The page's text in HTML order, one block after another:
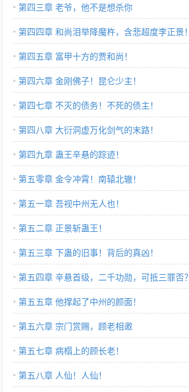
第四三章 老爷，他不是想杀你
第四四章 和尚泪举降魔杵，含悲超度李正景！
第四五章 富甲十方的贾和尚！
第四六章 金刚佛子！昆仑少主！
第四七章 不灭的债务！不死的债主！
第四八章 大衍洞虚万化剑气的末路！
第四九章 蛊王辛悬的踪迹！
第五零章 金令冲霄！南辕北辙！
第五一章 吾视中州无人也！
第五二章 正景斩蛊王！
第五三章 下蛊的旧事！背后的真凶！
第五四章 辛悬首级，二千功勋，可抵三罪否？
第五五章 他撑起了中州的颜面！
第五六章 宗门赏赐，顾老相邀
第五七章 病榻上的顾长老！
第五八章 人仙！人仙！